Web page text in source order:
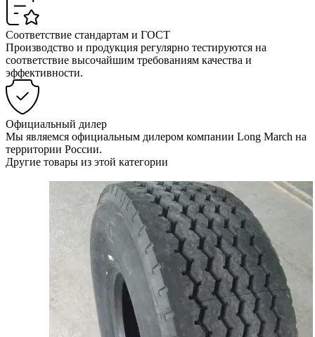
Соответствие стандартам и ГОСТ
Производство и продукция регулярно тестируются на
соответствие высочайшим требованиям качества и
эффективности.
Официальный дилер
Мы являемся официальным дилером компании Long March на
территории России.
Другие товары из этой категории